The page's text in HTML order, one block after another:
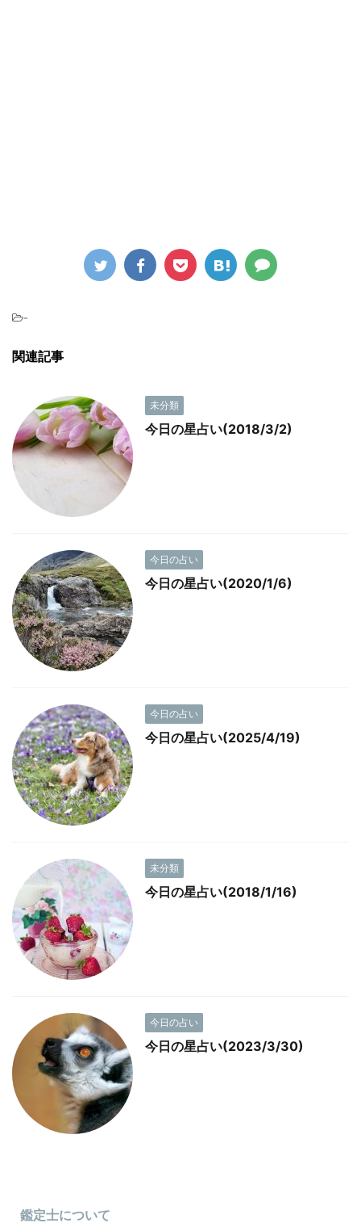
-
関連記事
未分類
今日の星占い(2018/3/2)
今日の占い
今日の星占い(2020/1/6)
今日の占い
今日の星占い(2025/4/19)
未分類
今日の星占い(2018/1/16)
今日の占い
今日の星占い(2023/3/30)
鑑定士について